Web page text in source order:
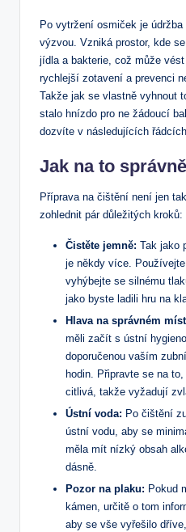
Po vytržení osmiček je
výzvou. Vzniká prostor, kde
jídla‍ a bakterie, což může
rychlejší zotavení ⁣a ‍prevenci
Takže jak se vlastně vyhnout
stalo hnízdo pro ⁤ne žádoucí
dozvíte v následujících‌
Jak na to správně
Příprava ‌na čištění není jen
⁤zohlednit pár⁤ důležitých kroků:
Čistěte jemně: Tak jako
je ‍někdy více.
vyhýbejte ​se silnému
jako byste ladili hru na
Hlava na správném
měli začít s ústní
⁢doporučenou vaším⁢
hodin. Připravte se na
citlivá, takže vyžadují
Ústní voda: Po čištění
ústní vodu, aby se
měla mít nízký obsah
dásně.
Pozor⁣ na plaku: Pokud
kámen, určitě o tom
aby se vše vyřešilo